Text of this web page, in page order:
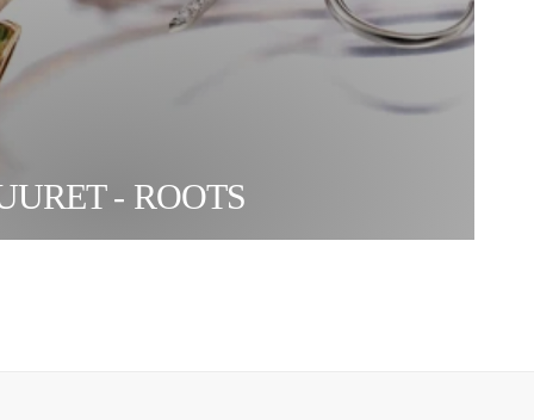
- ROOTS